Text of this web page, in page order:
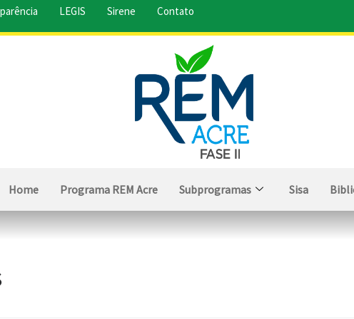
LEGIS Sirene Contato
Home Programa REM Acre Subprogramas Sisa